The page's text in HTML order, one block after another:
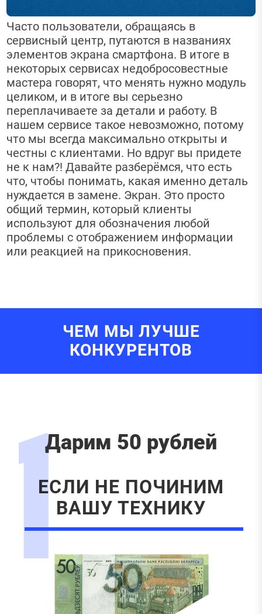
Часто пользователи, обращаясь в
сервисный центр, путаются в названиях
элементов экрана смартфона. В итоге в
некоторых сервисах недобросовестные
мастера говорят, что менять нужно модуль
целиком, и в итоге вы серьезно
переплачиваете за детали и работу. В
нашем сервисе такое невозможно, потому
что мы всегда максимально открыты и
честны с клиентами. Но вдруг вы придете
не к нам?! Давайте разберёмся, что есть
что, чтобы понимать, какая именно деталь
нуждается в замене. Экран. Это просто
общий термин, который клиенты
используют для обозначения любой
проблемы с отображением информации
или реакцией на прикосновения.
ЧЕМ МЫ ЛУЧШЕ
КОНКУРЕНТОВ
Дарим 50 рублей
ЕСЛИ НЕ ПОЧИНИМ
ВАШУ ТЕХНИКУ